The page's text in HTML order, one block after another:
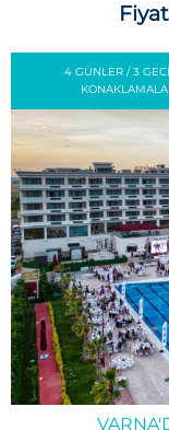
4 GÜNLER / 3